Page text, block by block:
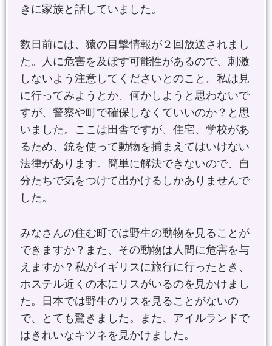
きに家族と話していました。
数日前には、猿の目撃情報が２回放送されまし
た。人に危害を及ぼす可能性があるので、刺激
しないよう注意してくださいとのこと。私は見
に行ってみようとか、何かしようと思わないで
すが、警察や町で確保しなくていいのか？と思
いました。ここは田舎ですが、住宅、学校があ
るため、銃を使って動物を捕まえてはいけない
法律があります。簡単に解決できないので、自
分たちで気をつけて出かけるしかありませんで
した。
みなさんの住む町では野生の動物を見ることが
できますか？また、その動物は人間に危害を与
えますか？私がイギリスに旅行に行ったとき、
ホステル近くの木にリスがいるのを見かけまし
た。日本では野生のリスを見ることがないの
で、とても驚きました。また、アイルランドで
はきれいなキツネを見かけました。